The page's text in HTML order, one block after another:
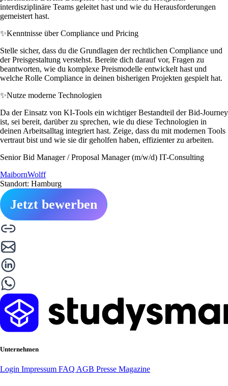
interdisziplinäre Teams geleitet hast und wie du Herausforderungen
gemeistert hast.
✨Kenntnisse über Compliance und Pricing
Stelle sicher, dass du die Grundlagen der rechtlichen Compliance und
der Preisgestaltung verstehst. Bereite dich darauf vor, Fragen zu
beantworten, wie du komplexe Preismodelle entwickelt hast und
welche Rolle Compliance in deinen bisherigen Projekten gespielt hat.
✨Nutze moderne Technologien
Da der Einsatz von KI-Tools ein wichtiger Bestandteil der Bid-Journey
ist, sei bereit, darüber zu sprechen, wie du diese Technologien in
deinen Arbeitsalltag integriert hast. Zeige, dass du mit modernen Tools
vertraut bist und wie sie dir geholfen haben, effizienter zu arbeiten.
Senior Bid Manager / Proposal Manager (m/w/d) IT-Consulting
MaibornWolff
Standort: Hamburg
Jetzt bewerben
Unternehmen
Login Impressum FAQ AGB Presse Magazine